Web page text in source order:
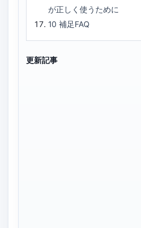
が正しく使うために
10補足FAQ
更新記事